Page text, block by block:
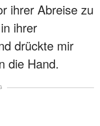
ihrer Abreise zu
ihrer
drückte mir
die Hand.